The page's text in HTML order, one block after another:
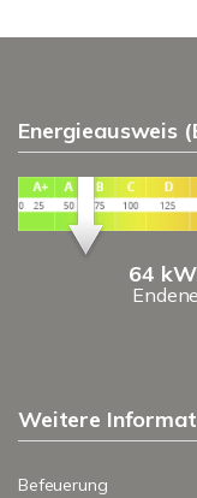
Energieausweis
64
Weitere
Befeuerung